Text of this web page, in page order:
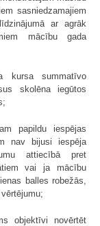
sasniedzamajiem
ar agrāk
mācību gada
kursa summatīvo
skolēna iegūtos
papildu iespējas
nav bijusi iespēja
attiecībā pret
vai ja mācību
balles robežās,
objektīvi novērtēt